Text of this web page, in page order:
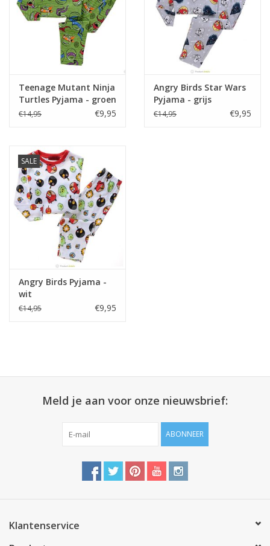
Teenage Mutant Ninja
Turtles Pyjama - groen
€14,95 €9,95
Angry Birds Star Wars
Pyjama - grijs
€14,95 €9,95
SALE
Angry Birds Pyjama -
wit
€14,95 €9,95
Meld je aan voor onze nieuwsbrief:
ABONNEER
Klantenservice